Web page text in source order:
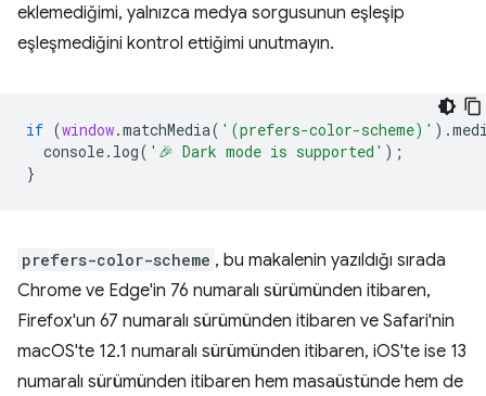
eklemediğimi, yalnızca medya sorgusunun eşleşip
eşleşmediğini kontrol ettiğimi unutmayın.
if (window.matchMedia( '(prefers-color-scheme)' ).
console. log( '🎉 Dark mode is supported' );
}
prefers-color-scheme , bu makalenin yazıldığı sırada
Chrome ve Edge'in 76 numaralı sürümünden itibaren,
Firefox'un 67 numaralı sürümünden itibaren ve Safari'nin
macOS'te 12.1 numaralı sürümünden itibaren, iOS'te ise 13
numaralı sürümünden itibaren hem masaüstünde hem de